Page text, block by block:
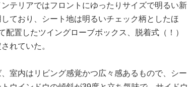
テリアではフロントにゆったりサイズで明るい新
ており、シート地は明るいチェック柄としたほ
置したツイングローブボックス、脱着式（！）
れていた。
室内はリビング感覚かつ広々感あるもので、シー